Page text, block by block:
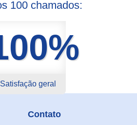
100 chamados:
Satisfação geral
Contato